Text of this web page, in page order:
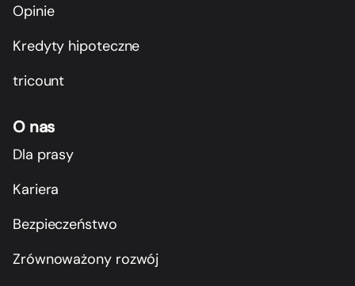
Opinie
Kredyty hipoteczne
tricount
O nas
Dla prasy
Kariera
Bezpieczeństwo
Zrównoważony rozwój